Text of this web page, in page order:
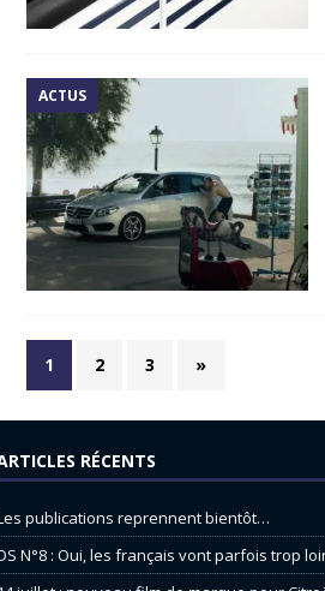
ACTUS
1 2 3 »
RÉCENTS
publications reprennent bientôt…
N°8 : Oui, les français vont parfois trop